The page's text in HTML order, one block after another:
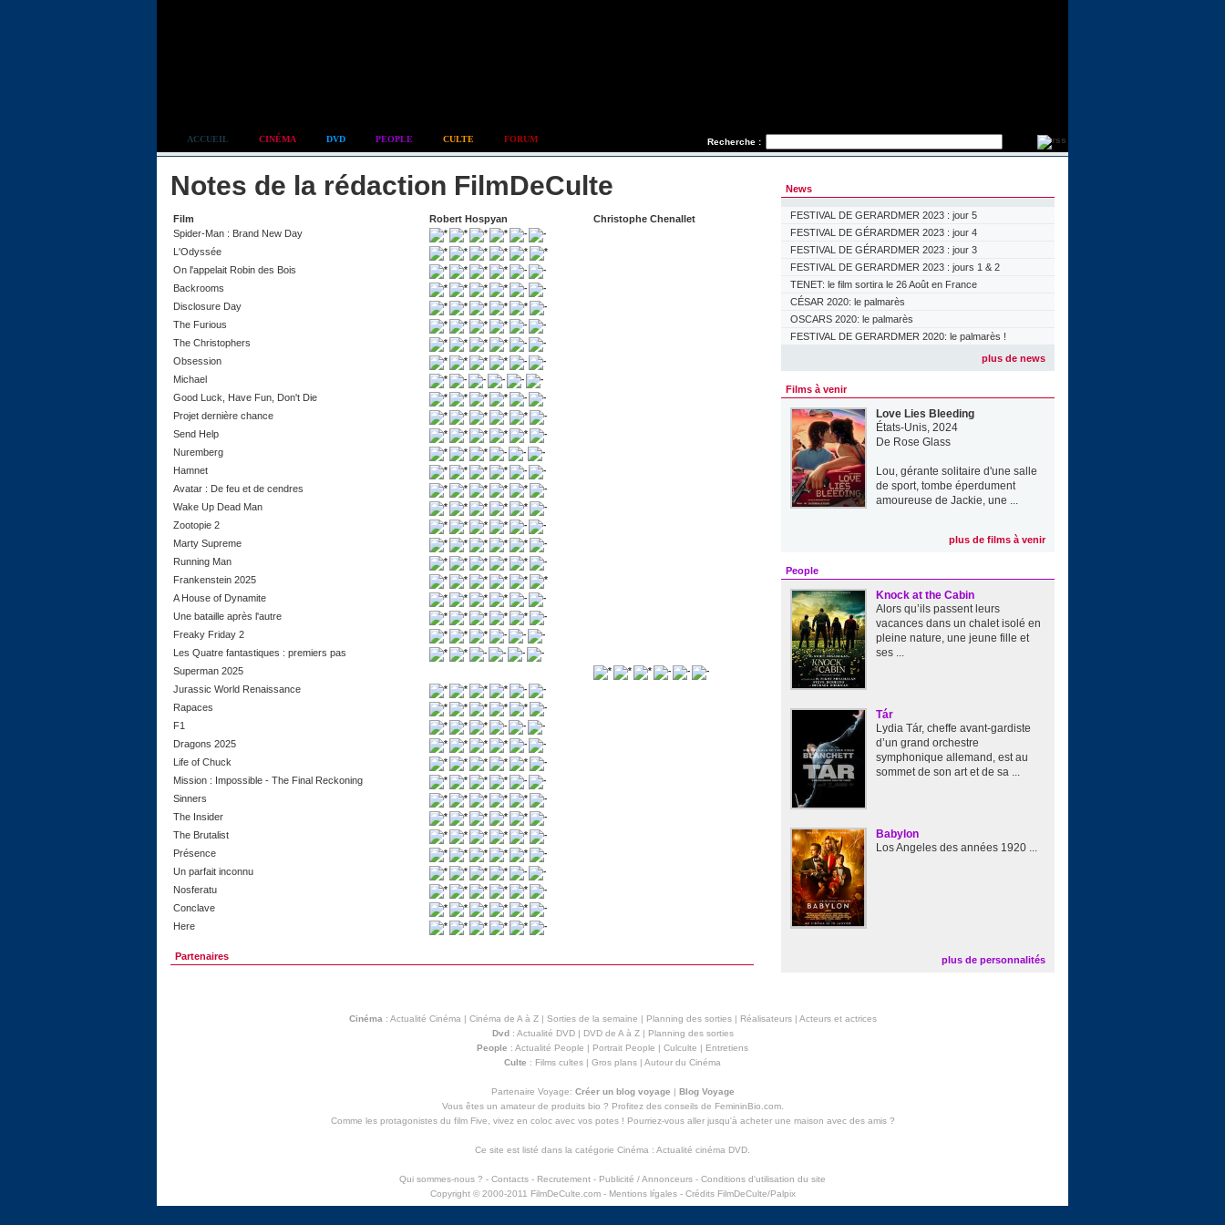
Recherche :
ACCUEIL CINÉMA DVD PEOPLE CULTE FORUM
Notes de la rédaction FilmDeCulte
Film Robert Hospyan
Christophe Chenallet
Spider-Man : Brand New Day
L'Odyssée
On l'appelait Robin des Bois
Backrooms
Disclosure Day
The Furious
The Christophers
Obsession
Michael
Good Luck, Have Fun, Don't Die
Projet dernière chance
Send Help
Nuremberg
Hamnet
Avatar : De feu et de cendres
Wake Up Dead Man
Zootopie 2
Marty Supreme
Running Man
Frankenstein 2025
A House of Dynamite
Une bataille après l'autre
Freaky Friday 2
Les Quatre fantastiques : premiers pas
Superman 2025
Jurassic World Renaissance
Rapaces
F1
Dragons 2025
Life of Chuck
Mission : Impossible - The Final Reckoning
Sinners
The Insider
The Brutalist
Présence
Un parfait inconnu
Nosferatu
Conclave
Here
Partenaires
News
FESTIVAL DE GERARDMER 2023 : jour 5
FESTIVAL DE GÉRARDMER 2023 : jour 4
FESTIVAL DE GÉRARDMER 2023 : jour 3
FESTIVAL DE GERARDMER 2023 : jours 1 & 2
TENET: le film sortira le 26 Août en France
CÉSAR 2020: le palmarès
OSCARS 2020: le palmarès
FESTIVAL DE GERARDMER 2020: le palmarès !
plus de news
Films à venir
Love Lies Bleeding
États-Unis, 2024
De Rose Glass
Lou, gérante solitaire d'une salle
de sport, tombe éperdument
amoureuse de Jackie, une ...
plus de films à venir
People
Knock at the Cabin
Alors qu’ils passent leurs
vacances dans un chalet isolé en
pleine nature, une jeune fille et
ses ...
Tár
Lydia Tár, cheffe avant-gardiste
d’un grand orchestre
symphonique allemand, est au
sommet de son art et de sa ...
Babylon
Los Angeles des années 1920 ...
plus de personnalités
Cinéma : Actualité Cinéma | Cinéma de A à Z| Sorties de la semaine | Planning des sorties| Réalisateurs| Acteurs et actrices
Dvd: Actualité DVD| DVD de A à Z| Planning des sorties
People : Actualité People | Portrait People | Culculte | Entretiens
Culte : Films cultes | Gros plans | Autour du Cinéma
Partenaire Voyage: Créer un blog voyage | Blog Voyage
Vous êtes un amateur de produits bio ? Profitez des conseils de FemininBio.com.
Comme les protagonistes du film Five, vivez en coloc avec vos potes ! Pourriez-vous aller jusqu'à acheter une maison avec des amis?
Ce site est listé dans la catégorie Cinéma : Actualité cinéma DVD
Qui sommes-nous ? - Contacts - Recrutement - Publicité / Annonceurs - Conditions d'utilisation du site
Copyright © 2000-2011 FilmDeCulte.com - Mentions lŕgales- Crédits FilmDeCulte/Palpix